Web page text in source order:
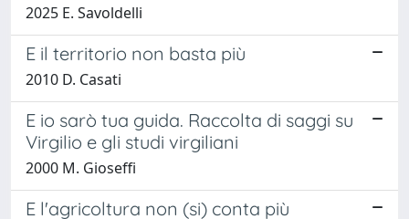
2025 E. Savoldelli
E il territorio non basta più
2010 D. Casati
E io sarò tua guida. Raccolta di saggi su
Virgilio e gli studi virgiliani
2000 M. Gioseffi
E l'agricoltura non (si) conta più